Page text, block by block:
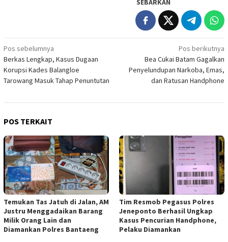
SEBARKAN
Navigasi
pos
Pos sebelumnya
Berkas Lengkap, Kasus Dugaan
Korupsi Kades Balangloe
Tarowang Masuk Tahap Penuntutan
Pos berikutnya
Bea Cukai Batam Gagalkan
Penyelundupan Narkoba, Emas,
dan Ratusan Handphone
POS TERKAIT
Temukan Tas Jatuh di Jalan, AM
Justru Menggadaikan Barang
Milik Orang Lain dan
Diamankan Polres Bantaeng
Tim Resmob Pegasus Polres
Jeneponto Berhasil Ungkap
Kasus Pencurian Handphone,
Pelaku Diamankan